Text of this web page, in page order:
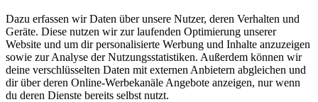
Dazu erfassen wir Daten über unsere Nutzer, deren Verhalten und
Geräte. Diese nutzen wir zur laufenden Optimierung unserer
Website und um dir personalisierte Werbung und Inhalte anzuzeigen
sowie zur Analyse der Nutzungsstatistiken. Außerdem können wir
deine verschlüsselten Daten mit externen Anbietern abgleichen und
dir über deren Online-Werbekanäle Angebote anzeigen, nur wenn
du deren Dienste bereits selbst nutzt.